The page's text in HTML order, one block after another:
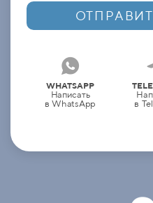
WHATSAPP
Написать
в WhatsApp
в